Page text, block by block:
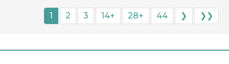
1 2 3 14+ 28+ 44 ❯ ❯❯